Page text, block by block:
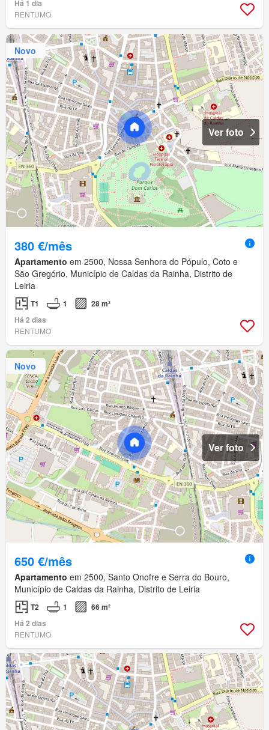
Há 1 dia
RENTUMO
Novo
Ver foto
380 €/mês
Apartamento em 2500, Nossa Senhora do Pópulo, Coto e
São Gregório, Município de Caldas da Rainha, Distrito de
Leiria
T1 1
28 m²
Há 2 dias
RENTUMO
Novo
Ver foto
650 €/mês
Apartamento em 2500, Santo Onofre e Serra do Bouro,
Município de Caldas da Rainha, Distrito de Leiria
T2 1
66 m²
Há 2 dias
RENTUMO